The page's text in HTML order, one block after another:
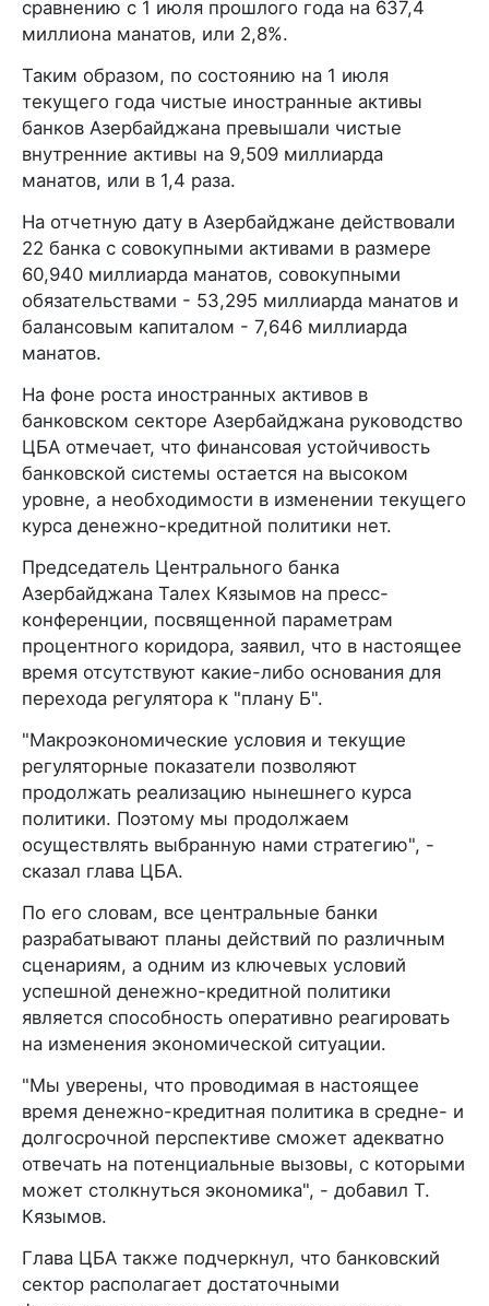
сравнению с 1 июля прошлого года на 637,4
миллиона манатов, или 2,8%.
Таким образом, по состоянию на 1 июля
текущего года чистые иностранные активы
банков Азербайджана превышали чистые
внутренние активы на 9,509 миллиарда
манатов, или в 1,4 раза.
На отчетную дату в Азербайджане действовали
22 банка с совокупными активами в размере
60,940 миллиарда манатов, совокупными
обязательствами - 53,295 миллиарда манатов и
балансовым капиталом - 7,646 миллиарда
манатов.
На фоне роста иностранных активов в
банковском секторе Азербайджана руководство
ЦБА отмечает, что финансовая устойчивость
банковской системы остается на высоком
уровне, а необходимости в изменении текущего
курса денежно-кредитной политики нет.
Председатель Центрального банка
Азербайджана Талех Кязымов на пресс-
конференции, посвященной параметрам
процентного коридора, заявил, что в настоящее
время отсутствуют какие-либо основания для
перехода регулятора к "плану Б".
"Макроэкономические условия и текущие
регуляторные показатели позволяют
продолжать реализацию нынешнего курса
политики. Поэтому мы продолжаем
осуществлять выбранную нами стратегию", -
сказал глава ЦБА.
По его словам, все центральные банки
разрабатывают планы действий по различным
сценариям, а одним из ключевых условий
успешной денежно-кредитной политики
является способность оперативно реагировать
на изменения экономической ситуации.
"Мы уверены, что проводимая в настоящее
время денежно-кредитная политика в средне- и
долгосрочной перспективе сможет адекватно
отвечать на потенциальные вызовы, с которыми
может столкнуться экономика", - добавил Т.
Кязымов.
Глава ЦБА также подчеркнул, что банковский
сектор располагает достаточными